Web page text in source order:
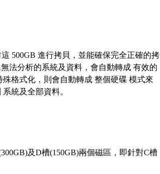
500GB 進行拷貝，並能確保完全正確的拷
法分析的系統及資料，會自動轉成 有效的
格式化，則會自動轉成 整個硬碟 模式來
統及全部資料。
及D槽(150GB)兩個磁區，即針對C槽